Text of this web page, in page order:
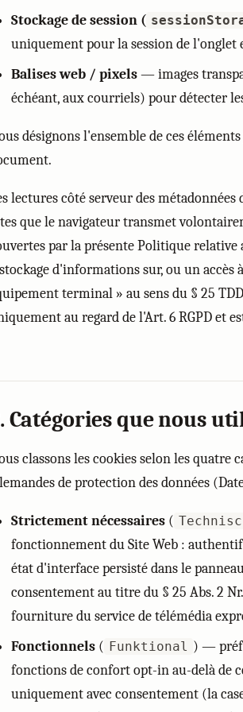
Stockage de session (
uniquement pour la session de l'onglet
Balises web / pixels— images
échéant, aux courriels) pour détecter
désignons l'ensemble de ces
lectures côté serveur des métadonnées
que le navigateur transmet
par la présente Politique
d'informations sur, ou un accès
terminal » au sens du § 25
au regard de l'Art. 6 RGPD et
Catégories que nous
classons les cookies selon les quatre
de protection des données
Strictement nécessaires (
fonctionnement du Site Web :
état d'interface persisté dans le
consentement au titre du § 25 Abs. 2
fourniture du service de télémédia
Fonctionnels ( Funktional ) —
fonctions de confort opt-in au-delà de
uniquement avec consentement (la